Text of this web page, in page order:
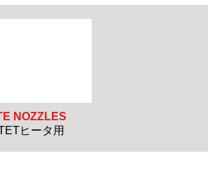
NOZZLES
ヒータ用